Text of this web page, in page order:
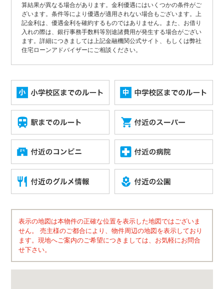
算結果が異なる場合があります。金利優遇にはいくつかの条件がご
ざいます。条件等により優遇が適用されない場合もございます。上
記金利は、優遇金利を確約するものではありません。また、お借り
入れの際は、銀行事務手数料等別途諸費用が発生する場合がござい
ます。詳細につきましては上記金融機関公式サイト、もしくは弊社
住宅ローンアドバイザーにご相談ください。
表示の地図は本物件の正確な位置を表示した地図ではございま
せん。 売主様のご都合により、物件周辺の地図を表示しており
ます。現地へご案内のご希望につきましては、お気軽にお問合
せ下さい。